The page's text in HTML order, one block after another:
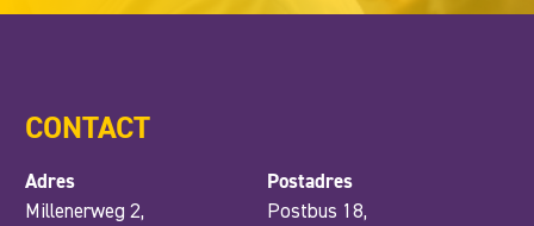
CONTACT
Adres
Millenerweg 2,
Postadres
Postbus 18,